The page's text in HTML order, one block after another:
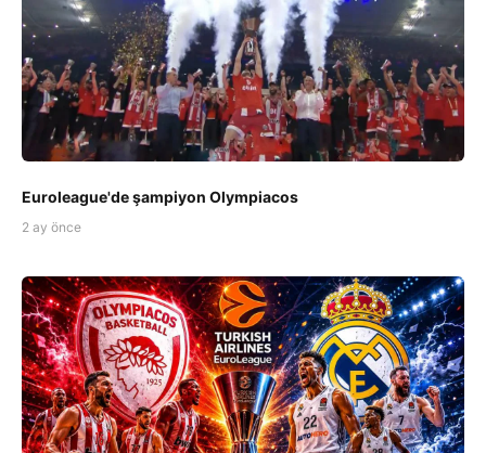
Euroleague'de şampiyon Olympiacos
2 ay önce